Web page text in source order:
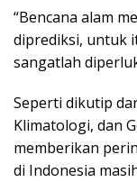
“Bencana alam
diprediksi, untuk
sangatlah
Seperti dikutip
Klimatologi, dan
memberikan
di Indonesia